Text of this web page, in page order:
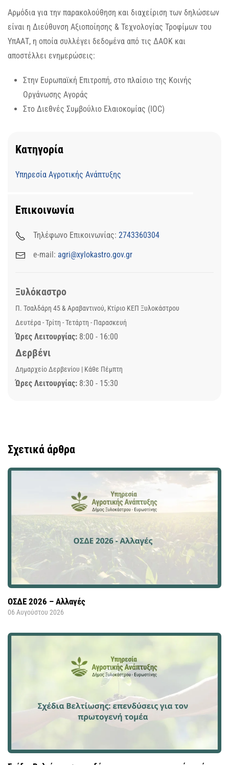
Αρμόδια για την παρακολούθηση και διαχείριση των δηλώσεων
είναι η Διεύθυνση Αξιοποίησης & Τεχνολογίας Τροφίμων του
ΥπΑΑΤ, η οποία συλλέγει δεδομένα από τις ΔΑΟΚ και
αποστέλλει ενημερώσεις:
Στην Ευρωπαϊκή Επιτροπή, στο πλαίσιο της Κοινής
Οργάνωσης Αγοράς
Στο Διεθνές Συμβούλιο Ελαιοκομίας (IOC)
Κατηγορία
Υπηρεσία Αγροτικής Ανάπτυξης
Επικοινωνία
Τηλέφωνο Επικοινωνίας: 2743360304
e-mail: agri@xylokastro.gov.gr
Ξυλόκαστρο
Π. Τσαλδάρη 45 & Αραβαντινού, Κτίριο ΚΕΠ Ξυλοκάστρου
Δευτέρα - Τρίτη - Τετάρτη - Παρασκευή
Ώρες Λειτουργίας: 8:00 - 16:00
Δερβένι
Δημαρχείο Δερβενίου | Κάθε Πέμπτη
Ώρες Λειτουργίας: 8:30 - 15:30
Σχετικά άρθρα
ΟΣΔΕ 2026 – Αλλαγές
06 Αυγούστου 2026